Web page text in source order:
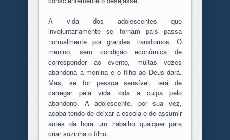
A vida dos adolescentes que
involuntariamente se tornam pais passa
normalmente por grandes transtornos. O
menino, sem condição econômica de
corresponder ao evento, muitas vezes
abandona a menina e o filho ao Deus dará.
Mas, se for pessoa sensível, terá de
carregar pela vida toda a culpa pelo
abandono. A adolescente, por sua vez,
acaba tendo de deixar a escola e de assumir
antes da hora um trabalho qualquer para
criar sozinha o filho.